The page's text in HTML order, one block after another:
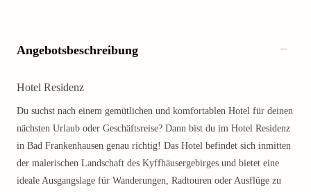
Angebotsbeschreibung
Hotel Residenz
Du suchst nach einem gemütlichen und komfortablen Hotel für deinen
nächsten Urlaub oder Geschäftsreise? Dann bist du im Hotel Residenz
in Bad Frankenhausen genau richtig! Das Hotel befindet sich inmitten
der malerischen Landschaft des Kyffhäusergebirges und bietet eine
ideale Ausgangslage für Wanderungen, Radtouren oder Ausflüge zu